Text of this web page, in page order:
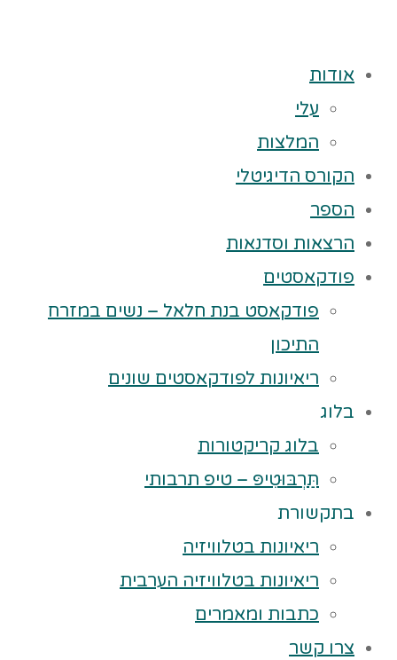
אודות
עלי
המלצות
הקורס הדיגיטלי
הספר
הרצאות וסדנאות
פודקאסטים
פודקאסט בנת חלאל – נשים במזרח
התיכון
ריאיונות לפודקאסטים שונים
בלוג
בלוג קריקטורות
תַּרְבּוּטִיפּ – טיפ תרבותי
בתקשורת
ריאיונות בטלוויזיה
ריאיונות בטלוויזיה הערבית
כתבות ומאמרים
צרו קשר